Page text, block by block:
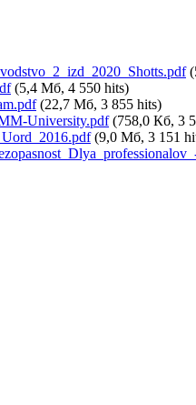
(5,4 Мб, 4 550 hits)
(22,7 Мб, 3 855 hits)
University.pdf(758,0 Кб, 3
(9,0 Мб, 3 151